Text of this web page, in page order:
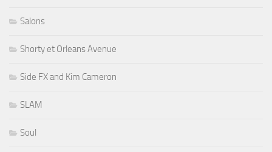
Salons
Shorty et Orleans Avenue
Side FX and Kim Cameron
SLAM
Soul